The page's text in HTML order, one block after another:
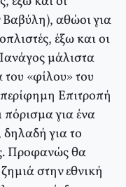
Βαβύλη), αθώοι για
έξω και οι
μάλιστα
«φίλου» του
Επιτροπή
για ένα
για το
Προφανώς θα
στην εθνική